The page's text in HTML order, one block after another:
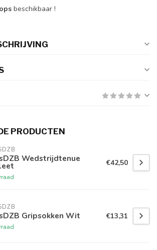
beschikbaar !
PRODUCTEN
Wedstrijdtenue €42,50
Gripsokken Wit €13,31